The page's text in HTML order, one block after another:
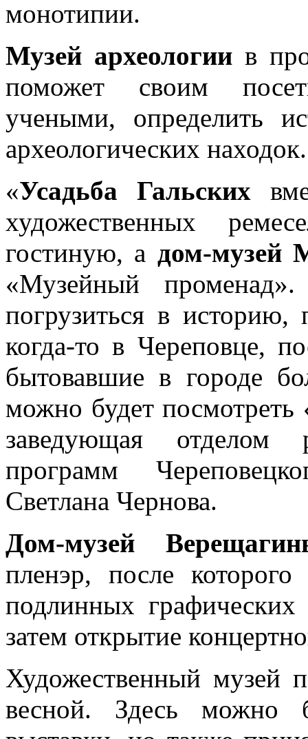
монотипии.
Музей археологиив
поможет своим
учеными, определить
археологических находок.
«Усадьба Гальских
художественных
гостиную, а дом-музей
«Музейный
погрузиться в историю,
когда-то в Череповце,
бытовавшие в городе
можно будет
заведующая отделом
программ
Светлана Чернова.
Дом-музей
пленэр, после которого
подлинных
затем открытие
Художественный музей
весной. Здесь можно